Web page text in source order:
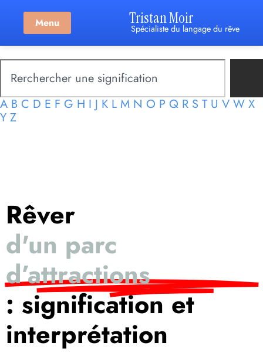
Menu Tristan Moir
Spécialiste du langage du rêve
A B C D E F G H I J K L M N O P Q R S T U V W X
Y Z
Rêver
d'un parc
d’attractions
: signification et
interprétation